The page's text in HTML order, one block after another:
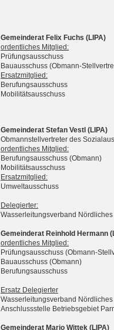
Gemeinderat Felix Fuchs (LIPA)
ordentliches Mitglied:
Prüfungsausschuss
Bauausschuss (Obmann-
Ersatzmitglied:
Berufungsausschuss
Mobilitätsausschuss
Gemeinderat Stefan Vestl (LIPA)
Obmannstellvertreter des
ordentliches Mitglied:
Berufungsausschuss (Obmann)
Mobilitätsausschuss
Ersatzmitglied:
Umweltausschuss
Delegierter:
Wasserleitungsverband
Gemeinderat Reinhold Hermann
ordentliches Mitglied:
Prüfungsausschuss (Obmann-
Bauausschuss (Obmann)
Berufungsausschuss
Ersatz Delegierter
Wasserleitungsverband
Anschlussstelle Betriebsgebiet
Gemeinderat Mario Wittek (LIPA)